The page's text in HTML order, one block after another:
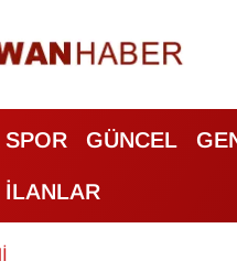
SPOR GÜNCEL
İLANLAR
Haritası